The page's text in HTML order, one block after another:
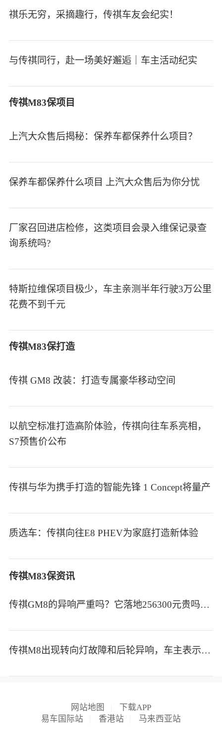
祺乐无穷，采摘趣行，传祺车友会纪实！
与传祺同行，赴一场美好邂逅｜车主活动纪实
传祺M83保项目
上汽大众售后揭秘：保养车都保养什么项目？
保养车都保养什么项目 上汽大众售后为你分忧
厂家召回进店检修，这类项目会录入维保记录查
询系统吗?
特斯拉维保项目极少，车主亲测半年行驶3万公里
花费不到千元
传祺M83保打造
传祺 GM8 改装：打造专属豪华移动空间
以航空标准打造高阶体验，传祺向往车系亮相，
S7预售价公布
传祺与华为携手打造的智能先锋 1 Concept将量产
质选车：传祺向往E8 PHEV为家庭打造新体验
传祺M83保资讯
传祺GM8的异响严重吗？它落地256300元贵吗？车主说了大实话！
传祺M8出现转向灯故障和后轮异响，车主表示影响驾驶体验感
网站地图
下载APP
易车国际站
香港站 马来西亚站